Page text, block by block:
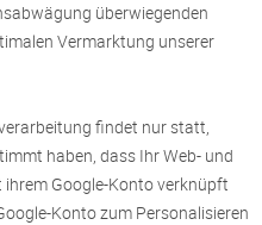
überwiegenden
Vermarktung unserer
findet nur statt,
haben, dass Ihr Web- und
Google-Konto verknüpft
Konto zum Personalisieren